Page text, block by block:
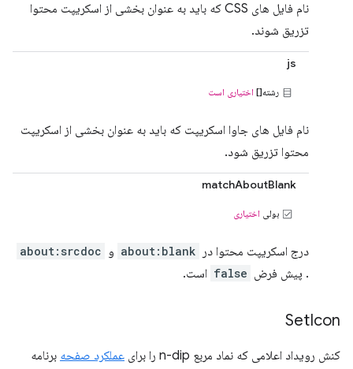
نام فایل های CSS که باید به عنوان بخشی از اسکریپت محتوا
تزریق شوند.
js
رشته[] اختیاری است
نام فایل های جاوا اسکریپت که باید به عنوان بخشی از اسکریپت
محتوا تزریق شود.
matchAboutBlank
بولی اختیاری
درج اسکریپت محتوا در about:blank و about:srcdoc
. پیش فرض false است.
SetIcon
کنش رویداد اعلامی که نماد مربع n-dip را برای عملکرد صفحه برنامه